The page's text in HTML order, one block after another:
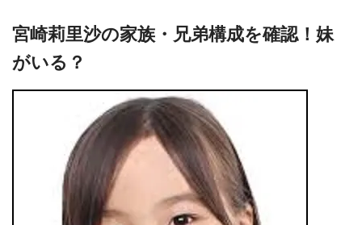
宮崎莉里沙の家族・兄弟構成を確認！妹
がいる？